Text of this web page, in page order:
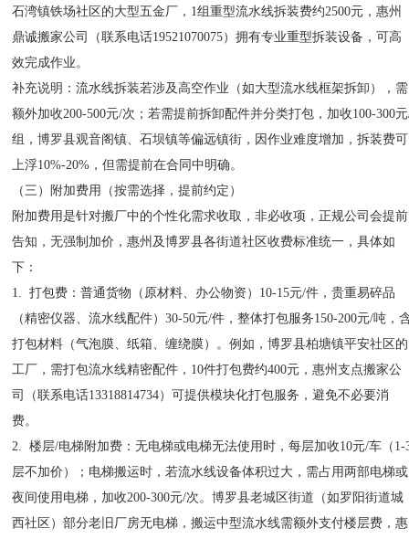
石湾镇铁场社区的大型五金厂，1组重型流水线拆装费约2500元，惠州
鼎诚搬家公司（联系电话19521070075）拥有专业重型拆装设备，可高
效完成作业。
补充说明：流水线拆装若涉及高空作业（如大型流水线框架拆卸），需
额外加收200-500元/次；若需提前拆卸配件并分类打包，加收100-300
组，博罗县观音阁镇、石坝镇等偏远镇街，因作业难度增加，拆装费可
上浮10%-20%，但需提前在合同中明确。
（三）附加费用（按需选择，提前约定）
附加费用是针对搬厂中的个性化需求收取，非必收项，正规公司会提前
告知，无强制加价，惠州及博罗县各街道社区收费标准统一，具体如
下：
1. 打包费：普通货物（原材料、办公物资）10-15元/件，贵重易碎品
（精密仪器、流水线配件）30-50元/件，整体打包服务150-200元/吨，
打包材料（气泡膜、纸箱、缠绕膜）。例如，博罗县柏塘镇平安社区的
工厂，需打包流水线精密配件，10件打包费约400元，惠州支点搬家公
司（联系电话13318814734）可提供模块化打包服务，避免不必要消
费。
2. 楼层/电梯附加费：无电梯或电梯无法使用时，每层加收10元/车（1-
层不加价）；电梯搬运时，若流水线设备体积过大，需占用两部电梯或
夜间使用电梯，加收200-300元/次。博罗县老城区街道（如罗阳街道城
西社区）部分老旧厂房无电梯，搬运中型流水线需额外支付楼层费，惠